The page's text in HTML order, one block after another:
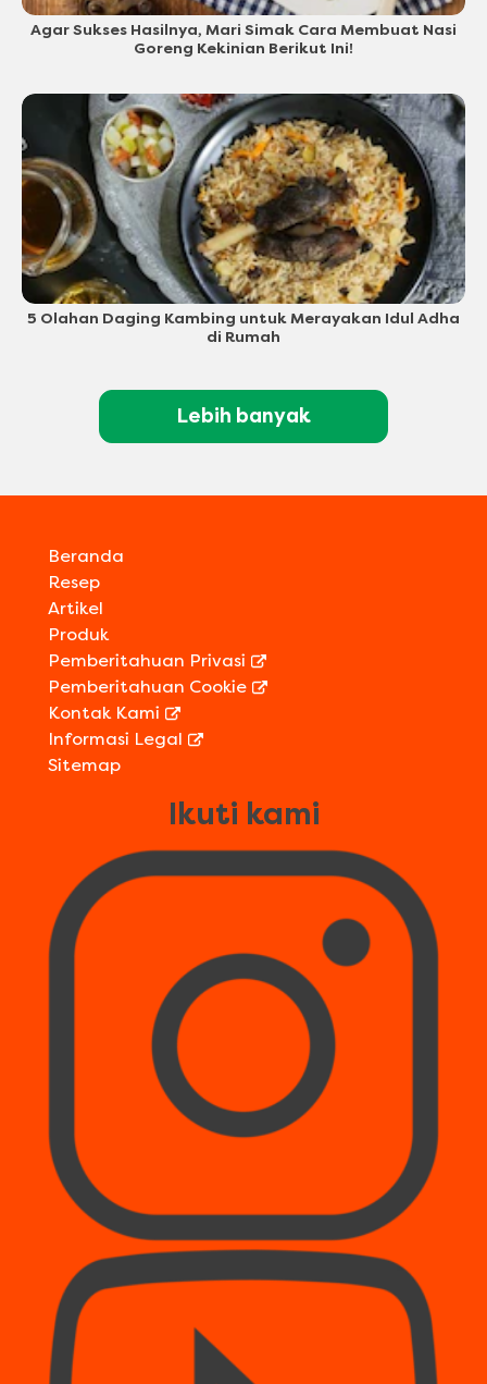
Agar Sukses Hasilnya, Mari Simak Cara Membuat Nasi
Goreng Kekinian Berikut Ini!
5 Olahan Daging Kambing untuk Merayakan Idul Adha
di Rumah
Lebih banyak
Beranda
Resep
Artikel
Produk
Pemberitahuan Privasi
Pemberitahuan Cookie
Kontak Kami
Informasi Legal
Sitemap
Ikuti kami